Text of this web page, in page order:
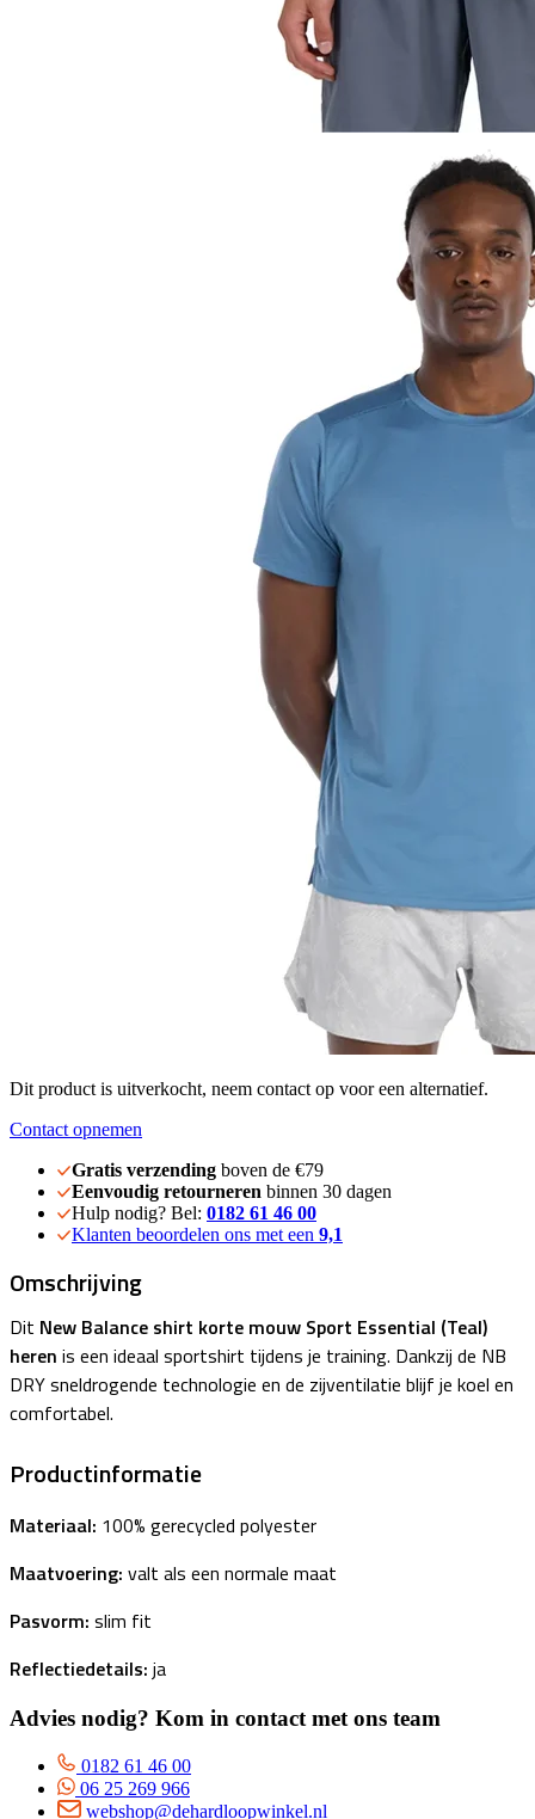
Dit product is uitverkocht, neem contact op voor een alternatief.
Contact opnemen
Gratis verzending boven de €79
Eenvoudig retourneren binnen 30 dagen
Hulp nodig? Bel: 0182 61 46 00
Klanten beoordelen ons met een 9,1
Omschrijving
Dit New Balance shirt korte mouw Sport Essential (Teal)
heren is een ideaal sportshirt tijdens je training. Dankzij de NB
DRY sneldrogende technologie en de zijventilatie blijf je koel en
comfortabel.
Productinformatie
Materiaal: 100% gerecycled polyester
Maatvoering: valt als een normale maat
Pasvorm: slim fit
Reflectiedetails: ja
Advies nodig? Kom in contact met ons team
0182 61 46 00
06 25 269 966
webshop@dehardloopwinkel.nl